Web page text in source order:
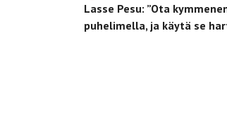
Lasse Pesu: ”Ota
puhelimella, ja käytä se